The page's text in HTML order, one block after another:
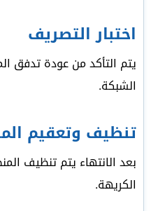
اختبار التصريف
يتم التأكد من عودة تدفق
الشبكة.
تنظيف وتعقيم
بعد الانتهاء يتم تنظيف
الكريهة.